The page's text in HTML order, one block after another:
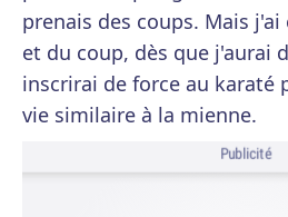
prenais des coups. Mais
et du coup, dès que j'aurai
inscrirai de force au karaté
vie similaire à la mienne.
Publicité